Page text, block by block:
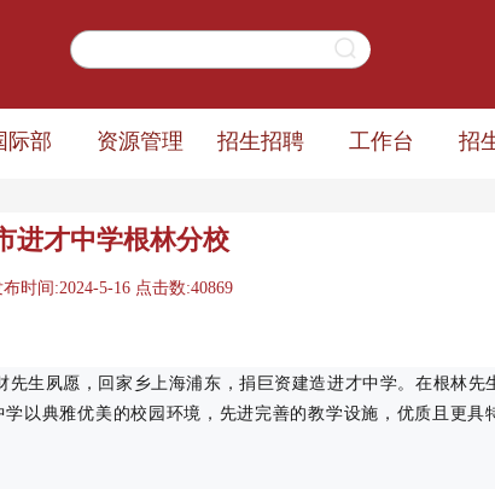
际部 资源管理 招生招聘 工作台 招
进才中学根林分校
间:2024-5-16 点击数:40869
生夙愿，回家乡上海浦东，捐巨资建造进才中学。在根林先
以典雅优美的校园环境，先进完善的教学设施，优质且更具